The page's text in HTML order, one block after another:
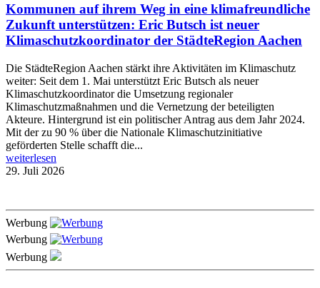
Kommunen auf ihrem Weg in eine klimafreundliche
Zukunft unterstützen: Eric Butsch ist neuer
Klimaschutzkoordinator der StädteRegion Aachen
Die StädteRegion Aachen stärkt ihre Aktivitäten im Klimaschutz
weiter: Seit dem 1. Mai unterstützt Eric Butsch als neuer
Klimaschutzkoordinator die Umsetzung regionaler
Klimaschutzmaßnahmen und die Vernetzung der beteiligten
Akteure. Hintergrund ist ein politischer Antrag aus dem Jahr 2024.
Mit der zu 90 % über die Nationale Klimaschutzinitiative
geförderten Stelle schafft die...
weiterlesen
29. Juli 2026
Werbung
Werbung
Werbung